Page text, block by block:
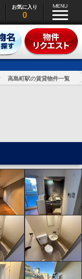
お気に入り
0
高島町駅の賃貸物件一覧